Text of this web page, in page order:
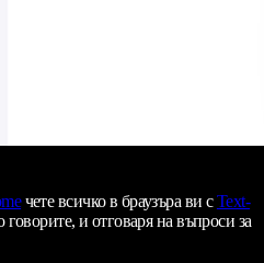
чете всичко в браузъра ви сText-
говорите, и отговаря на въпроси за